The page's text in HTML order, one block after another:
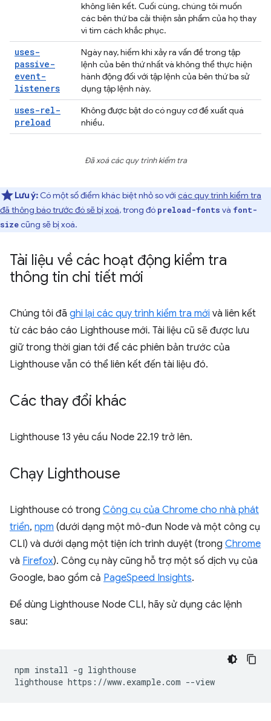
không liên kết. Cuối cùng, chúng tôi muốn
các bên thứ ba cải thiện sản phẩm của họ thay
vì tìm cách khắc phục.
uses-
passive-
event-
listeners
Ngày nay, hiếm khi xảy ra vấn đề trong tập
lệnh của bên thứ nhất và không thể thực hiện
hành động đối với tập lệnh của bên thứ ba sử
dụng tập lệnh này.
uses-rel-
preload
Không được bật do có nguy cơ đề xuất quá
nhiều.
Đã xoá các quy trình kiểm tra
Lưu ý: Có một số điểm khác biệt nhỏ so với các quy trình kiểm tra
đã thông báo trước đó sẽ bị xoá, trong đó preload-fonts và font-
sizecũng sẽ bị xoá.
Tài liệu về các hoạt động kiểm tra
thông tin chi tiết mới
Chúng tôi đã ghi lại các quy trình kiểm tra mới và liên kết
từ các báo cáo Lighthouse mới. Tài liệu cũ sẽ được lưu
giữ trong thời gian tới để các phiên bản trước của
Lighthouse vẫn có thể liên kết đến tài liệu đó.
Các thay đổi khác
Lighthouse 13 yêu cầu Node 22.19 trở lên.
Chạy Lighthouse
Lighthouse có trong Công cụ của Chrome cho nhà phát
triển, npm (dưới dạng một mô-đun Node và một công cụ
CLI) và dưới dạng một tiện ích trình duyệt (trong Chrome
và Firefox). Công cụ này cũng hỗ trợ một số dịch vụ của
Google, bao gồm cả PageSpeed Insights.
Để dùng Lighthouse Node CLI, hãy sử dụng các lệnh
sau:
npm install -g lighthouse